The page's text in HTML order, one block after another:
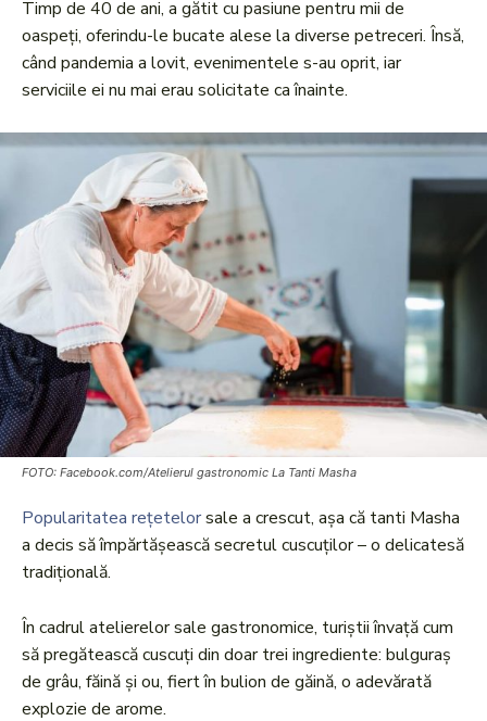
Timp de 40 de ani, a gătit cu pasiune pentru mii de
oaspeți, oferindu-le bucate alese la diverse petreceri. Însă,
când pandemia a lovit, evenimentele s-au oprit, iar
serviciile ei nu mai erau solicitate ca înainte.
FOTO: Facebook.com/Atelierul gastronomic La Tanti Masha
Popularitatea rețetelorsale a crescut, așa că tanti Masha
a decis să împărtășească secretul cuscuților – o delicatesă
tradițională.
În cadrul atelierelor sale gastronomice, turiștii învață cum
să pregătească cuscuți din doar trei ingrediente: bulguraș
de grâu, făină și ou, fiert în bulion de găină, o adevărată
explozie de arome.